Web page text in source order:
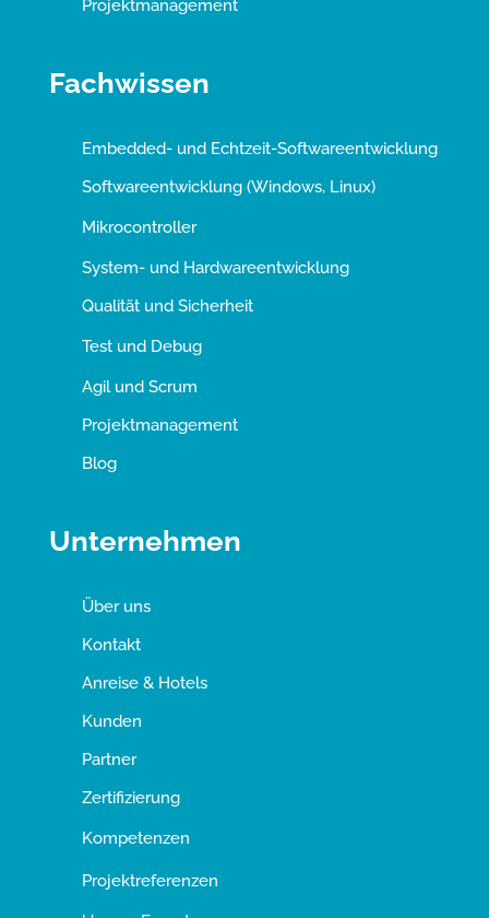
Projektmanagement
Fachwissen
Embedded- und Echtzeit-Softwareentwicklung
Softwareentwicklung (Windows, Linux)
Mikrocontroller
System- und Hardwareentwicklung
Qualität und Sicherheit
Test und Debug
Agil und Scrum
Projektmanagement
Blog
Unternehmen
Über uns
Kontakt
Anreise & Hotels
Kunden
Partner
Zertifizierung
Kompetenzen
Projektreferenzen